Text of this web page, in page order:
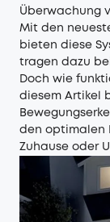
Überwachung
Mit den
bieten diese
tragen dazu
Doch wie
diesem Artikel
den optimalen
Zuhause oder